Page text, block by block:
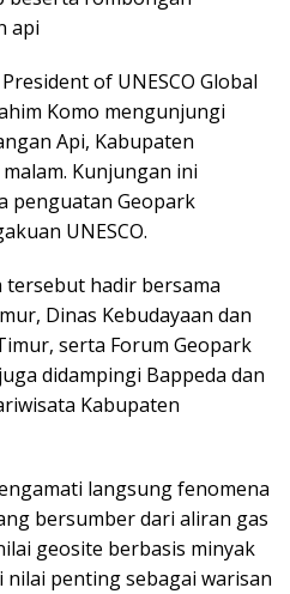
api
of UNESCO Global
Komo mengunjungi
Api, Kabupaten
Kunjungan ini
penguatan Geopark
UNESCO.
tersebut hadir bersama
Dinas Kebudayaan dan
serta Forum Geopark
didampingi Bappeda dan
Kabupaten
langsung fenomena
bersumber dari aliran gas
geosite berbasis minyak
penting sebagai warisan